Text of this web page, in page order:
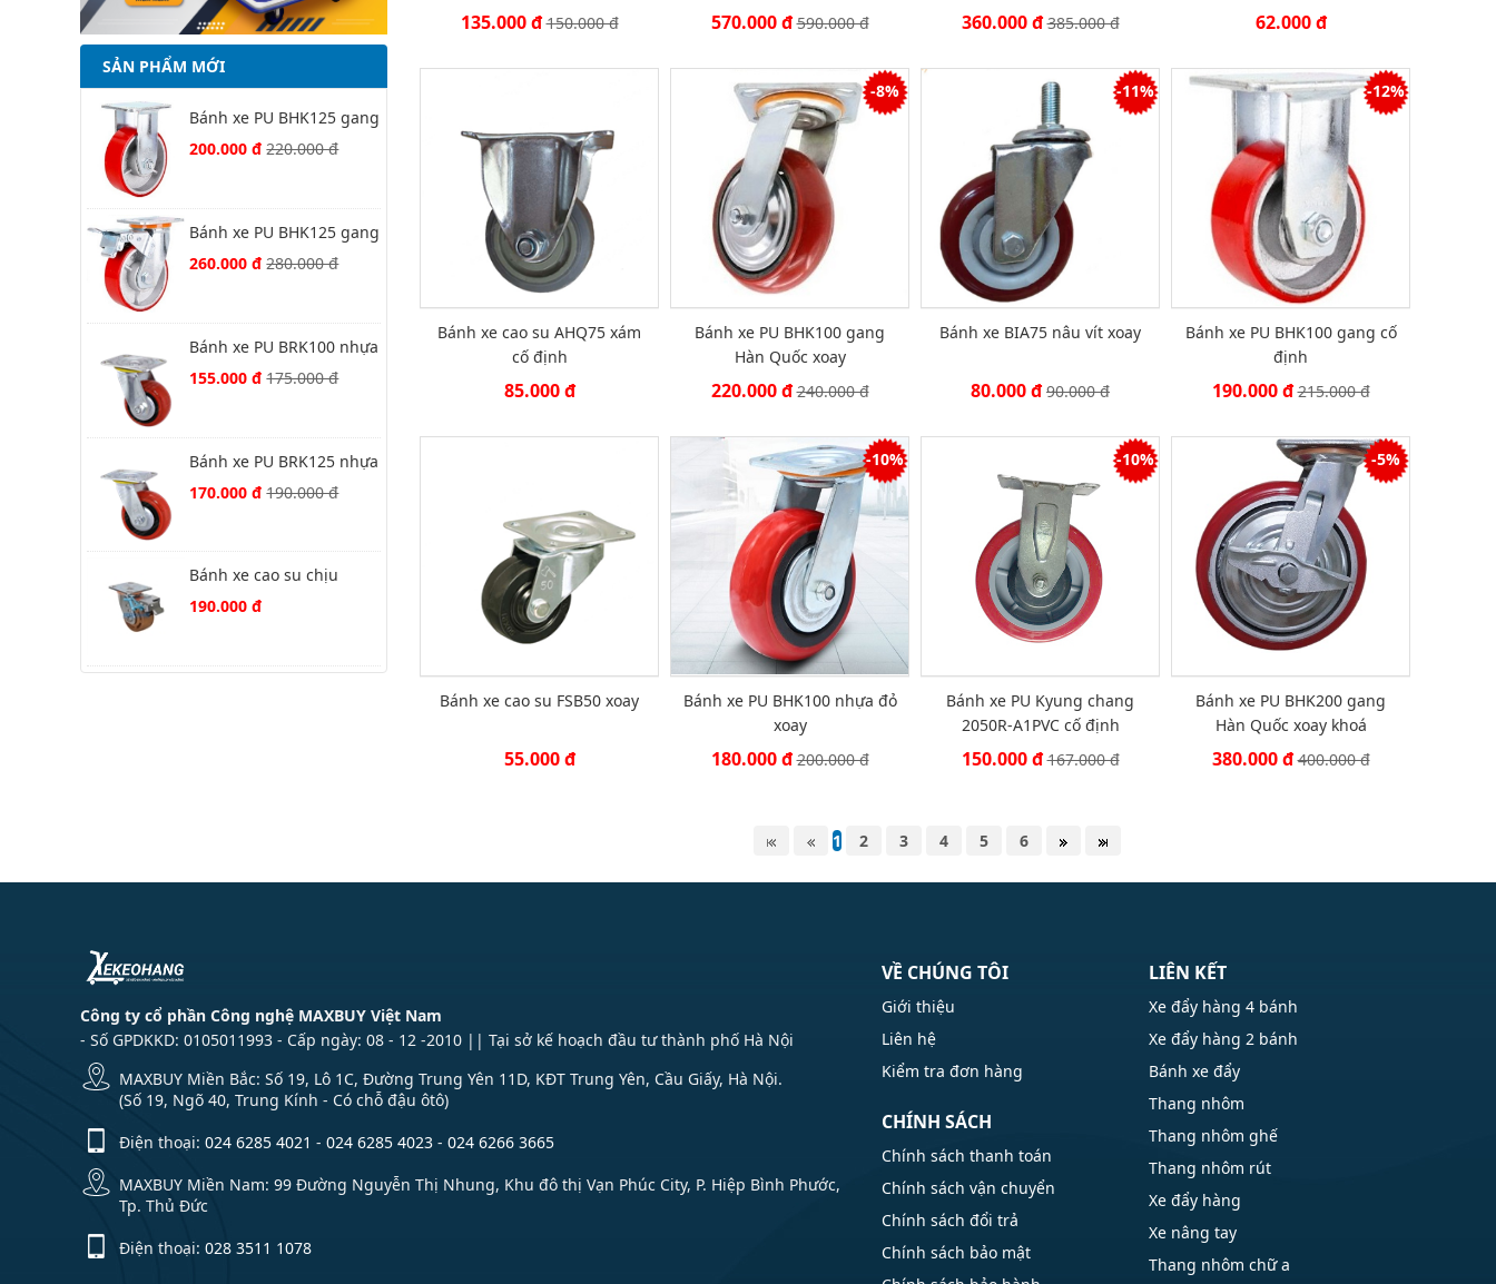
135.000 đ150.000 đ 570.000 đ590.000 đ 360.000 đ385.000 đ 62.000 đ
Bánh xe cao su AHQ75 xám
cố định
85.000 đ
-8%
Bánh xe PU BHK100 gang
Hàn Quốc xoay
220.000 đ240.000 đ
-11%
Bánh xe BIA75 nâu vít xoay
80.000 đ90.000 đ
-12%
Bánh xe PU BHK100 gang cố
định
190.000 đ215.000 đ
Bánh xe cao su FSB50 xoay
55.000 đ
-10%
Bánh xe PU BHK100 nhựa đỏ
xoay
180.000 đ200.000 đ
-10%
Bánh xe PU Kyung chang
2050R-A1PVC cố định
150.000 đ167.000 đ
-5%
Bánh xe PU BHK200 gang
Hàn Quốc xoay khoá
380.000 đ400.000 đ
1 2 3 4 5 6
SẢN PHẨM MỚI
Bánh xe PU BHK125 gang
thường cố định
200.000 đ220.000 đ
Bánh xe PU BHK125 gang
thường xoay khoá kép
260.000 đ280.000 đ
Bánh xe PU BRK100 nhựa
đỏ xoay
155.000 đ175.000 đ
Bánh xe PU BRK125 nhựa
đỏ xoay
170.000 đ190.000 đ
Bánh xe cao su chịu
nhiệt BHT75 xoay khoá
190.000 đ
Công ty cổ phần Công nghệ MAXBUY Việt Nam
- Số GPDKKD: 0105011993 - Cấp ngày: 08 - 12 -2010 || Tại sở kế hoạch đầu tư thành phố Hà Nội
MAXBUY Miền Bắc: Số 19, Lô 1C, Đường Trung Yên 11D, KĐT Trung Yên, Cầu Giấy, Hà Nội.
(Số 19, Ngõ 40, Trung Kính - Có chỗ đậu ôtô)
Điện thoại: 024 6285 4021 - 024 6285 4023 - 024 6266 3665
MAXBUY Miền Nam: 99 Đường Nguyễn Thị Nhung, Khu đô thị Vạn Phúc City, P. Hiệp Bình Phước,
Tp. Thủ Đức
Điện thoại: 028 3511 1078
VỀ CHÚNG TÔI
Giới thiệu
Liên hệ
Kiểm tra đơn hàng
CHÍNH SÁCH
Chính sách thanh toán
Chính sách vận chuyển
Chính sách đổi trả
Chính sách bảo mật
LIÊN KẾT
Xe đẩy hàng 4 bánh
Xe đẩy hàng 2 bánh
Bánh xe đẩy
Thang nhôm
Thang nhôm ghế
Thang nhôm rút
Xe đẩy hàng
Xe nâng tay
Thang nhôm chữ a